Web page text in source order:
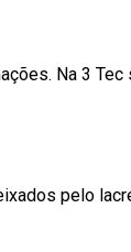
Na 3 Tec
pelo